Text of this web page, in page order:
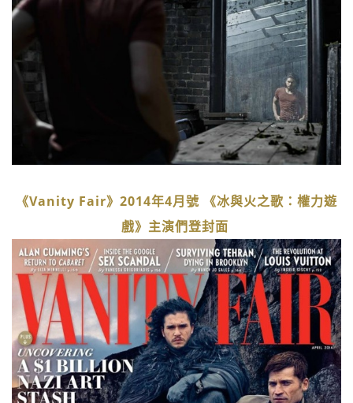
《Vanity Fair》2014年4月號 《冰與火之歌：權力遊
戲》主演們登封面